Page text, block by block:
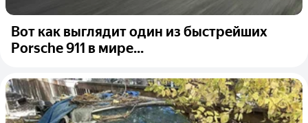
Вот как выглядит один из быстрейших
Porsche 911 в мире...